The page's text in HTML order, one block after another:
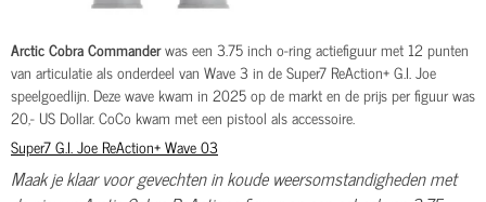
Arctic Cobra Commanderwas een 3.75 inch o-ring actiefiguur met 12 punten
van articulatie als onderdeel van Wave 3 in de Super7 ReAction+ G.I. Joe
speelgoedlijn. Deze wave kwam in 2025 op de markt en de prijs per figuur was
20,- US Dollar. CoCo kwam met een pistool als accessoire.
Super7 G.I. Joe ReAction+ Wave 03
Maak je klaar voor gevechten in koude weersomstandigheden met